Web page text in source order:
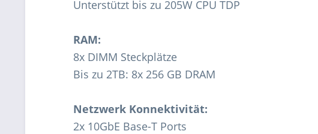
Unterstützt bis zu 205W CPU TDP
RAM:
8x DIMM Steckplätze
Bis zu 2TB: 8x 256 GB DRAM
Netzwerk Konnektivität:
2x 10GbE Base-T Ports